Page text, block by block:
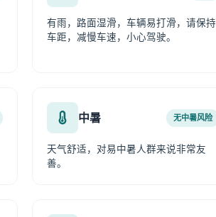
有雨，路面湿滑，车辆易打滑，请保持
车距，减慢车速，小心驾驶。
中暑 无中暑风险
天气舒适，对易中暑人群来说非常友
善。